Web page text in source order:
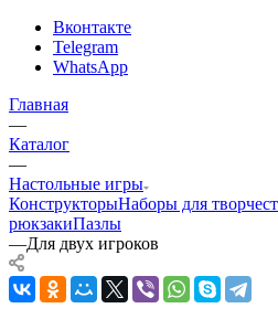
Вконтакте
Telegram
WhatsApp
Главная
—
Каталог
—
Настольные игры
КонструкторыНаборы для
рюкзакиПазлы
—Для двух игроков